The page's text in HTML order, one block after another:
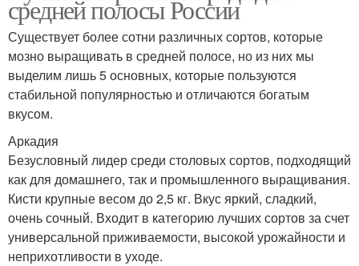
средней полосы России
Существует более сотни различных сортов, которые
мозно выращивать в средней полосе, но из них мы
выделим лишь 5 основных, которые пользуются
стабильной популярностью и отличаются богатым
вкусом.
Аркадия
Безусловный лидер среди столовых сортов, подходящий
как для домашнего, так и промышленного выращивания.
Кисти крупные весом до 2,5 кг. Вкус яркий, сладкий,
очень сочный. Входит в категорию лучших сортов за счет
универсальной приживаемости, высокой урожайности и
неприхотливости в уходе.